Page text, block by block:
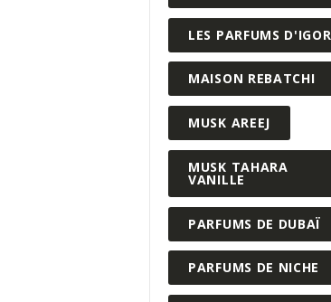
LES PARFUMS D'IGOR
MAISON REBATCHI
MUSK AREEJ
MUSK TAHARA
VANILLE
PARFUMS DE DUBAÏ
PARFUMS DE NICHE